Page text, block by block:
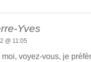
Yves
@ 11:05
moi, voyez-vous, je